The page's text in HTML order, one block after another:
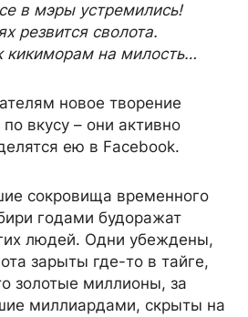
в мэры устремились!
резвится сволота.
кикиморам на милость…
новое творение
вкусу – они активно
ею в Facebook.
сокровища временного
годами будоражат
людей. Одни убеждены,
зарыты где-то в тайге,
золотые миллионы, за
миллиардами, скрыты на